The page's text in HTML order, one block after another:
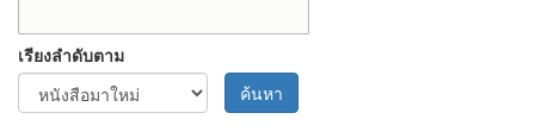
เรียงลำดับตาม
ค้นหา